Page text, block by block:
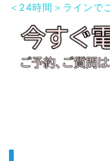
＜24時間＞ラインで